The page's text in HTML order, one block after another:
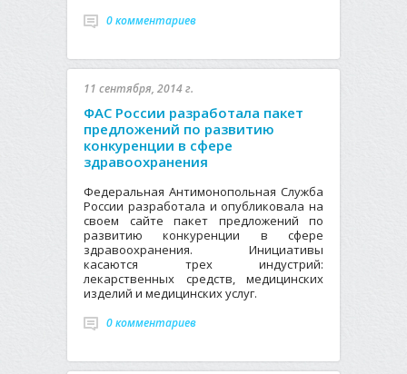
0 комментариев
11 сентября, 2014 г.
ФАС России разработала пакет
предложений по развитию
конкуренции в сфере
здравоохранения
Федеральная Антимонопольная Служба
России разработала и опубликовала на
своем сайте пакет предложений по
развитию конкуренции в сфере
здравоохранения. Инициативы
касаются трех индустрий:
лекарственных средств, медицинских
изделий и медицинских услуг.
0 комментариев